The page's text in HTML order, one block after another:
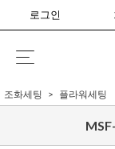
로그인
조화세팅 플라워세팅